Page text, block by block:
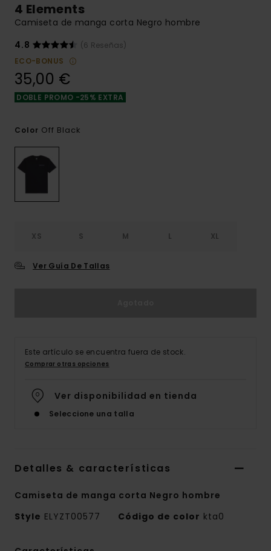
4 Elements
Camiseta de manga corta Negro hombre
4.8
(6 Reseñas)
ECO-BONUS
35,00 €
DOBLE PROMO -25% EXTRA
Color Off Black
XS S M L XL
Ver Guía De Tallas
Este artículo se encuentra fuera de stock.
Comprar otras opciones
Ver disponibilidad en tienda
Seleccione una talla
Detalles & características
Camiseta de manga corta Negro hombre
Style ELYZT00577 Código de color kta0